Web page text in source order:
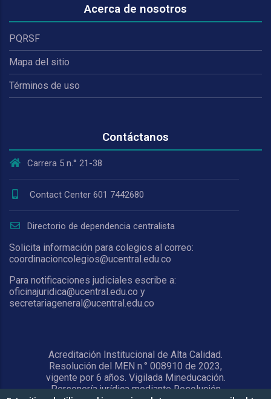
Acerca de nosotros
PQRSF
Mapa del sitio
Términos de uso
Contáctanos
Carrera 5 n.° 21-38
Contact Center 601 7442680
Directorio de dependencia centralista
Solicita información para colegios al correo:
coordinacioncolegios@ucentral.edu.co
Para notificaciones judiciales escribe a:
oficinajuridica@ucentral.edu.co y
secretariageneral@ucentral.edu.co
Acreditación Institucional de Alta Calidad.
Resolución del MEN n.° 008910 de 2023,
vigente por 6 años. Vigilada Mineducación.
Personería jurídica mediante Resolución